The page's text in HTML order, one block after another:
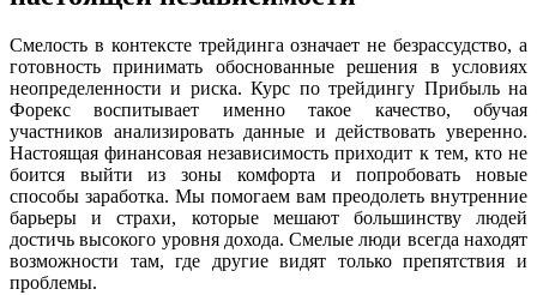
Смелость в контексте трейдинга означает не безрассудство, а
готовность принимать обоснованные решения в условиях
неопределенности и риска. Курс по трейдингу Прибыль на
Форекс воспитывает именно такое качество, обучая
участников анализировать данные и действовать уверенно.
Настоящая финансовая независимость приходит к тем, кто не
боится выйти из зоны комфорта и попробовать новые
способы заработка. Мы помогаем вам преодолеть внутренние
барьеры и страхи, которые мешают большинству людей
достичь высокого уровня дохода. Смелые люди всегда находят
возможности там, где другие видят только препятствия и
проблемы.